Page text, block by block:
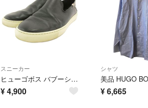
スニーカー
ヒューゴボス バブーシュ キックバックシューズ スリッポン レザー 40
¥4,900
シャツ
¥6,665